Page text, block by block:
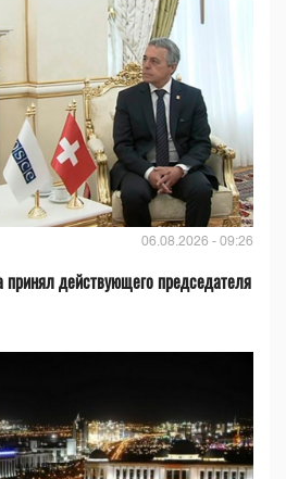
06.08.2026 - 09:26
принял действующего председателя